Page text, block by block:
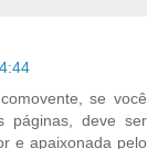
se você
páginas, deve ser
e apaixonada pelo